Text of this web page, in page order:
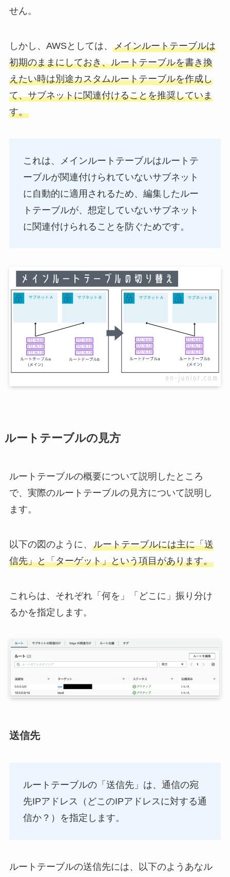
せん。
しかし、AWSとしては、 メインルートテーブルは
初期のままにしておき、ルートテーブルを書き換
えたい時は別途カスタムルートテーブルを作成し
て、サブネットに関連付けることを推奨していま
す。
これは、メインルートテーブルはルートテ
ーブルが関連付けられていないサブネット
に自動的に適用されるため、編集したルー
トテーブルが、想定していないサブネット
に関連付けられることを防ぐためです。
ルートテーブルの見方
ルートテーブルの概要について説明したところ
で、実際のルートテーブルの見方について説明し
ます。
以下の図のように、 ルートテーブルには主に「送
信先」と「ターゲット」という項目があります。
これらは、それぞれ「何を」「どこに」振り分け
るかを指定します。
送信先
ルートテーブルの「送信先」は、通信の宛
先IPアドレス（どこのIPアドレスに対する通
信か？）を指定します。
ルートテーブルの送信先には、以下のようあなル